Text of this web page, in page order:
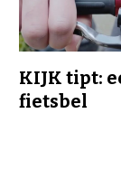
KIJK tipt:
fietsbel